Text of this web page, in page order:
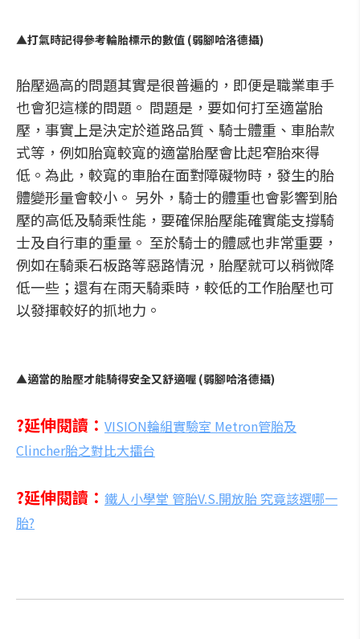
▲打氣時記得參考輪胎標示的數值 (弱腳哈洛德攝)
胎壓過高的問題其實是很普遍的，即便是職業車手
也會犯這樣的問題。 問題是，要如何打至適當胎
壓，事實上是決定於道路品質、騎士體重、車胎款
式等，例如胎寬較寬的適當胎壓會比起窄胎來得
低。為此，較寬的車胎在面對障礙物時，發生的胎
體變形量會較小。 另外，騎士的體重也會影響到胎
壓的高低及騎乘性能，要確保胎壓能確實能支撐騎
士及自行車的重量。 至於騎士的體感也非常重要，
例如在騎乘石板路等惡路情況，胎壓就可以稍微降
低一些；還有在雨天騎乘時，較低的工作胎壓也可
以發揮較好的抓地力。
▲適當的胎壓才能騎得安全又舒適喔 (弱腳哈洛德攝)
?延伸閱讀： VISION輪組實驗室 Metron管胎及
Clincher胎之對比大擂台
?延伸閱讀： 鐵人小學堂 管胎V.S.開放胎 究竟該選哪一
胎?